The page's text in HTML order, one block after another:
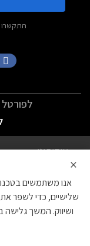
התקשרו
אודותינו
הצהרת נגישות
עוגיות
×
אנו משתמשים
שלישיים, כדי לשפר את
ושיווק. המשך